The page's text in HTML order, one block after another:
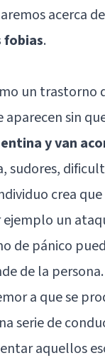
acerca de
fobias.
un trastorno
aparecen sin
y van
sudores,
crea
un
de pánico
de la
a que se
serie de
aquellos